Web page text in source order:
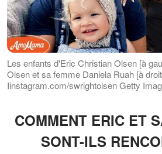
Les enfants d'Eric Christian Olsen [à
Olsen et sa femme Daniela Ruah [à
Iinstagram.com/swrightolsen Getty
COMMENT ERIC ET
SONT-ILS